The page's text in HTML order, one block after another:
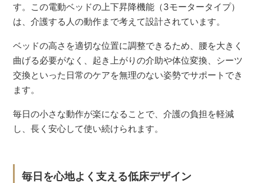
す。この電動ベッドの上下昇降機能（3モータータイプ）
は、介護する人の動作まで考えて設計されています。
ベッドの高さを適切な位置に調整できるため、腰を大きく
曲げる必要がなく、起き上がりの介助や体位変換、シーツ
交換といった日常のケアを無理のない姿勢でサポートでき
ます。
毎日の小さな動作が楽になることで、介護の負担を軽減
し、長く安心して使い続けられます。
毎日を心地よく支える低床デザイン